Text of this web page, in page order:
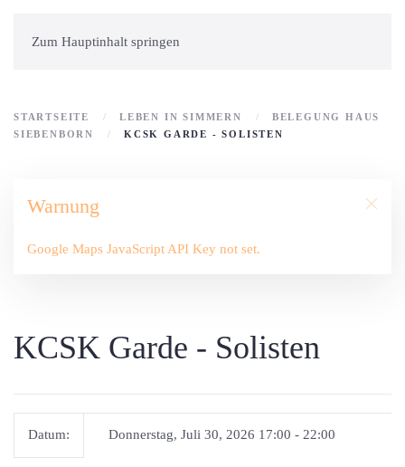
Zum Hauptinhalt springen
STARTSEITE LEBEN IN SIMMERN
BELEGUNG HAUS
SIEBENBORN
KCSK GARDE - SOLISTEN
Warnung
Google Maps JavaScript API Key not set.
KCSK Garde - Solisten
Datum: Donnerstag, Juli 30, 2026 17:00 - 22:00